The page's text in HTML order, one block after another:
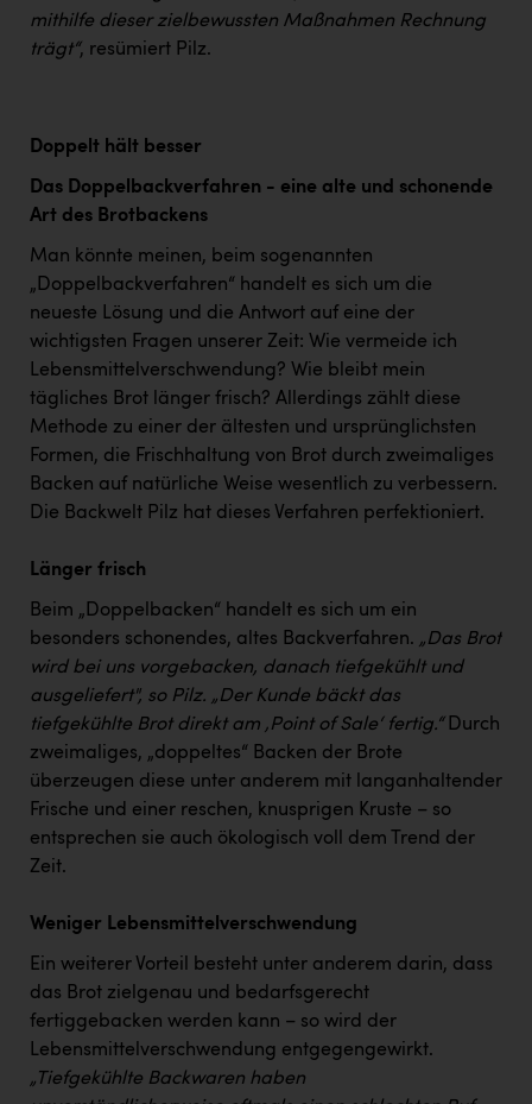
mithilfe dieser zielbewussten Maßnahmen Rechnung
trägt“, resümiert Pilz.
Doppelt hält besser
Das Doppelbackverfahren - eine alte und schonende
Art des Brotbackens
Man könnte meinen, beim sogenannten
„Doppelbackverfahren“ handelt es sich um die
neueste Lösung und die Antwort auf eine der
wichtigsten Fragen unserer Zeit: Wie vermeide ich
Lebensmittelverschwendung? Wie bleibt mein
tägliches Brot länger frisch? Allerdings zählt diese
Methode zu einer der ältesten und ursprünglichsten
Formen, die Frischhaltung von Brot durch zweimaliges
Backen auf natürliche Weise wesentlich zu verbessern.
Die Backwelt Pilz hat dieses Verfahren perfektioniert.
Länger frisch
Beim „Doppelbacken“ handelt es sich um ein
besonders schonendes, altes Backverfahren. „Das Brot
wird bei uns vorgebacken, danach tiefgekühlt und
ausgeliefert", so Pilz. „Der Kunde bäckt das
tiefgekühlte Brot direkt am ‚Point of Sale‘ fertig.“Durch
zweimaliges, „doppeltes“ Backen der Brote
überzeugen diese unter anderem mit langanhaltender
Frische und einer reschen, knusprigen Kruste – so
entsprechen sie auch ökologisch voll dem Trend der
Zeit.
Weniger Lebensmittelverschwendung
Ein weiterer Vorteil besteht unter anderem darin, dass
das Brot zielgenau und bedarfsgerecht
fertiggebacken werden kann – so wird der
Lebensmittelverschwendung entgegengewirkt.
„Tiefgekühlte Backwaren haben